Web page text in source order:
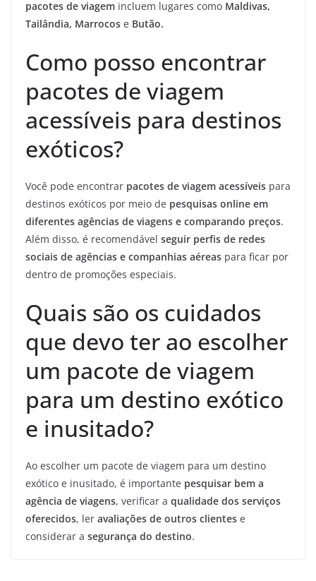
pacotes de viagem incluem lugares como Maldivas,
Tailândia, Marrocos e Butão.
Como posso encontrar
pacotes de viagem
acessíveis para destinos
exóticos?
Você pode encontrar pacotes de viagem acessíveis para
destinos exóticos por meio de pesquisas online em
diferentes agências de viagens e comparando preços.
Além disso, é recomendável seguir perfis de redes
sociais de agências e companhias aéreas para ficar por
dentro de promoções especiais.
Quais são os cuidados
que devo ter ao escolher
um pacote de viagem
para um destino exótico
e inusitado?
Ao escolher um pacote de viagem para um destino
exótico e inusitado, é importante pesquisar bem a
agência de viagens, verificar a qualidade dos serviços
oferecidos, ler avaliações de outros clientes e
considerar a segurança do destino.